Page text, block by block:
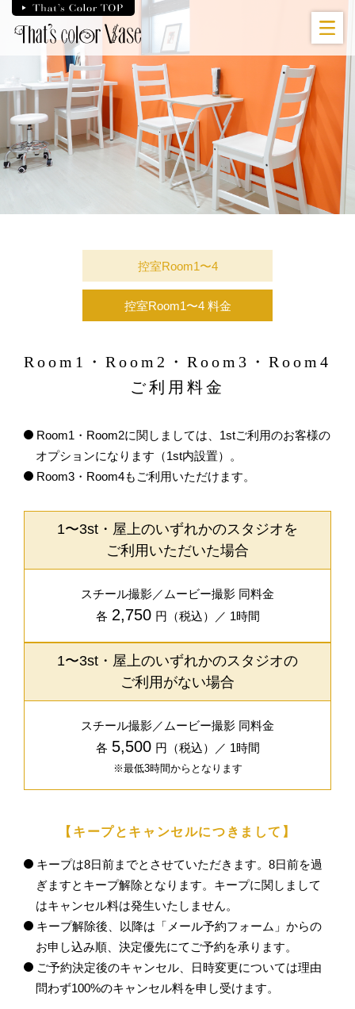
Skip
控室Room1〜4
控室Room1〜4 料金
Room1・Room2・Room3・Room4
ご利用料金
Room1・Room2に関しましては、1stご利用のお客様の
オプションになります（1st内設置）。
Room3・Room4もご利用いただけます。
1〜3st・屋上のいずれかのスタジオを
ご利用いただいた場合
スチール撮影／ムービー撮影 同料金
各 2,750 円（税込）／ 1時間
1〜3st・屋上のいずれかのスタジオの
ご利用がない場合
スチール撮影／ムービー撮影 同料金
各 5,500 円（税込）／ 1時間
※最低3時間からとなります
【キープとキャンセルにつきまして】
キープは8日前までとさせていただきます。8日前を過
ぎますとキープ解除となります。キープに関しまして
はキャンセル料は発生いたしません。
キープ解除後、以降は「メール予約フォーム」からの
お申し込み順、決定優先にてご予約を承ります。
ご予約決定後のキャンセル、日時変更については理由
問わず100%のキャンセル料を申し受けます。